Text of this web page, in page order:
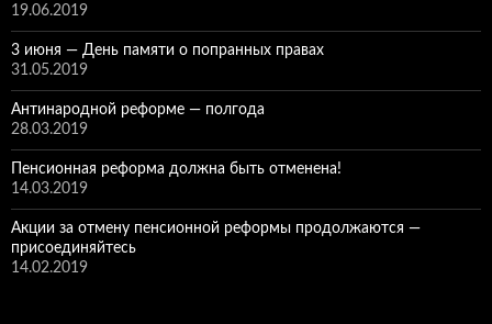
19.06.2019
3 июня — День памяти о попранных правах
31.05.2019
Антинародной реформе — полгода
28.03.2019
Пенсионная реформа должна быть отменена!
14.03.2019
Акции за отмену пенсионной реформы продолжаются —
присоединяйтесь
14.02.2019